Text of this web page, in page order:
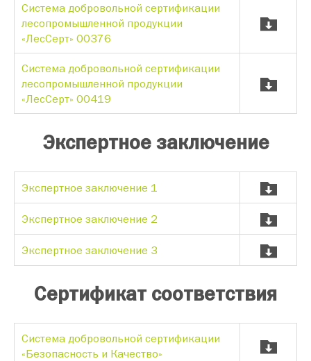
Система добровольной сертификации
лесопромышленной продукции
«ЛесСерт» 00376
Система добровольной сертификации
лесопромышленной продукции
«ЛесСерт» 00419
Экспертное заключение
Экспертное заключение 1
Экспертное заключение 2
Экспертное заключение 3
Сертификат соответствия
Система добровольной сертификации
«Безопасность и Качество»